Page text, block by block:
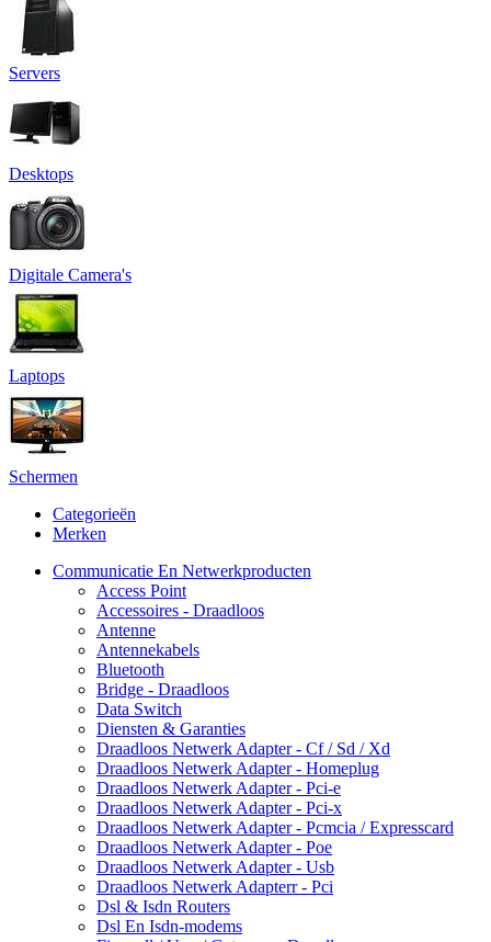
Servers
Desktops
Digitale Camera's
Laptops
Schermen
Categorieën
Merken
Communicatie En Netwerkproducten
Access Point
Accessoires - Draadloos
Antenne
Antennekabels
Bluetooth
Bridge - Draadloos
Data Switch
Diensten & Garanties
Draadloos Netwerk Adapter - Cf / Sd / Xd
Draadloos Netwerk Adapter - Homeplug
Draadloos Netwerk Adapter - Pci-e
Draadloos Netwerk Adapter - Pci-x
Draadloos Netwerk Adapter - Pcmcia / Expresscard
Draadloos Netwerk Adapter - Poe
Draadloos Netwerk Adapter - Usb
Draadloos Netwerk Adapterr - Pci
Dsl & Isdn Routers
Dsl En Isdn-modems